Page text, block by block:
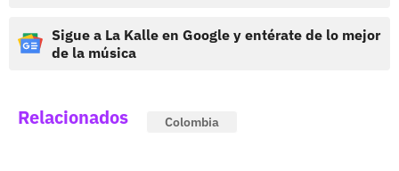
Sigue a La Kalle en Google y entérate de lo mejor
de la música
Relacionados Colombia